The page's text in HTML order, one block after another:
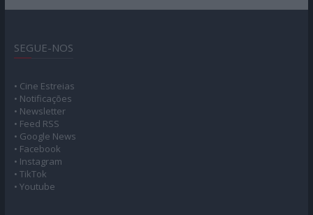
SEGUE-NOS
• Cine Estreias
• Notificações
• Newsletter
• Feed RSS
• Google News
• Facebook
• Instagram
• TikTok
• Youtube